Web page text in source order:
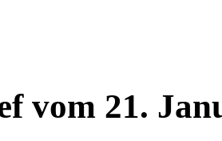
vom 21.